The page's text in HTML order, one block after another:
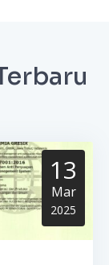
13
Mar
2025